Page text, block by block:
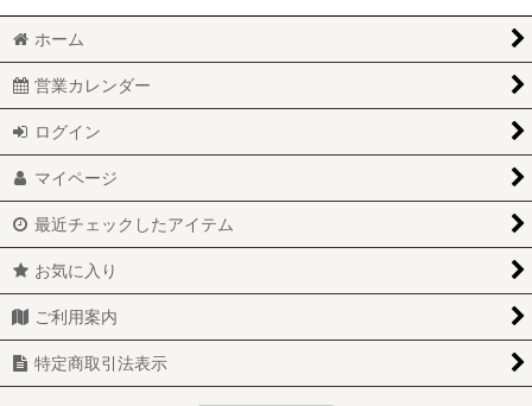
ホーム
営業カレンダー
ログイン
マイページ
最近チェックしたアイテム
お気に入り
ご利用案内
特定商取引法表示